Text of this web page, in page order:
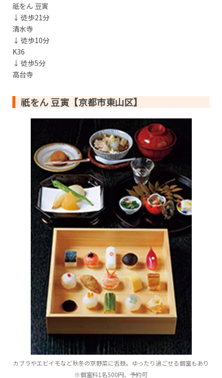
祇をん 豆寅
↓ 徒歩21分
清水寺
↓ 徒歩10分
K36
↓ 徒歩5分
高台寺
祇をん 豆寅【京都市東山区】
カブラやエビイモなど秋冬の京野菜に舌鼓。ゆったり過ごせる個室もあり
※個室料1名500円、予約可